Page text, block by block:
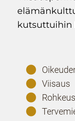
kutsuttuihin
Viisaus
Rohkeus